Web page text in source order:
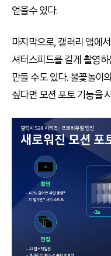
얻을수 있다.
마지막으로, 갤러리 앱에
셔터스피드를 길게 촬영
만들 수도 있다. 불꽃놀이
싶다면 모션 포토 기능을